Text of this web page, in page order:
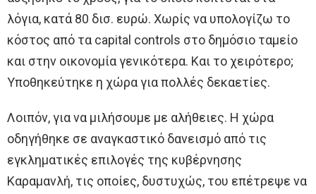
λόγια, κατά 80 δισ. ευρώ. Χωρίς να υπολογίζω το
κόστος από τα capital controls στο δημόσιο ταμείο
και στην οικονομία γενικότερα. Και το χειρότερο;
Υποθηκεύτηκε η χώρα για πολλές δεκαετίες.
Λοιπόν, για να μιλήσουμε με αλήθειες. Η χώρα
οδηγήθηκε σε αναγκαστικό δανεισμό από τις
εγκληματικές επιλογές της κυβέρνησης
Καραμανλή, τις οποίες, δυστυχώς, του επέτρεψε να